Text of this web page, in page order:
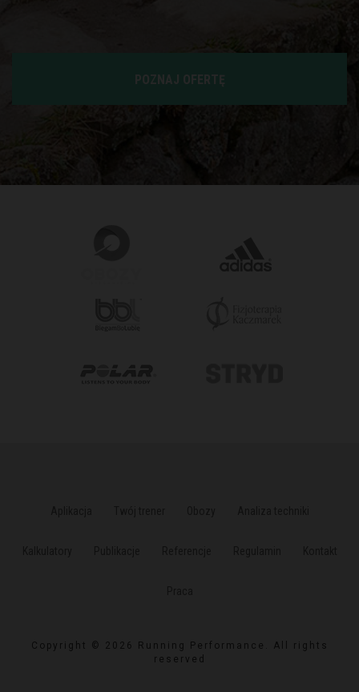
POZNAJ OFERTĘ
Copyright © 2026 Running Performance. All rights
reserved